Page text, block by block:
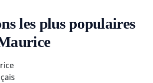
les plus populaires